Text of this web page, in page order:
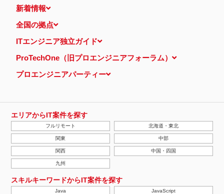
新着情報
全国の拠点
ITエンジニア独立ガイド
ProTechOne（旧プロエンジニアフォーラム）
プロエンジニアパーティー
エリアからIT案件を探す
フルリモート 北海道・東北
関東 中部
関西 中国・四国
九州
スキルキーワードからIT案件を探す
Java JavaScript